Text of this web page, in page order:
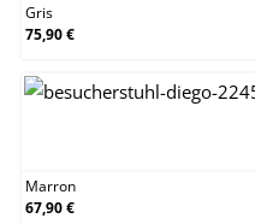
Gris
75,90 €
Marron
67,90 €